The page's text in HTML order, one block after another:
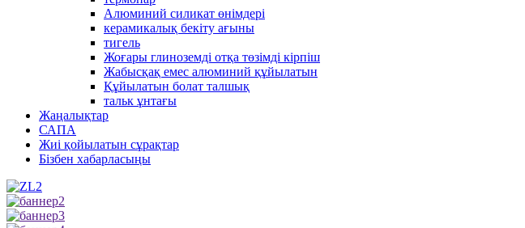
Алюминий силикат өнімдері
керамикалық бекіту ағыны
тигель
Жоғары глиноземді отқа төзімді кірпіш
Жабысқақ емес алюминий құйылатын
Құйылатын болат талшық
тальк ұнтағы
Жаңалықтар
САПА
Жиі қойылатын сұрақтар
Бізбен хабарласыңы